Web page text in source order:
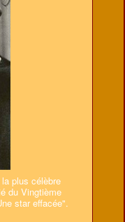
plus célèbre
du Vingtième
star effacée".